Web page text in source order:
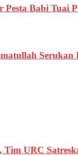
Pesta Babi Tuai
Tim URC